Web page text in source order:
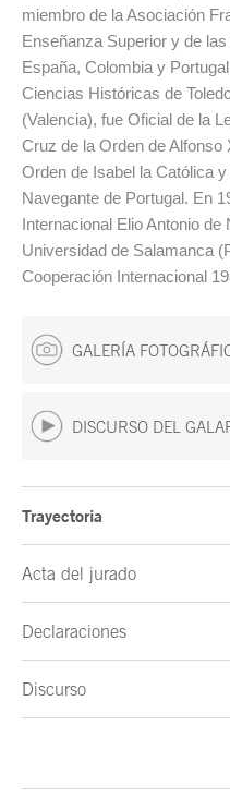
miembro de la Asociación
Enseñanza Superior y de
España, Colombia y
Ciencias Históricas de
(Valencia), fue Oficial de la
Cruz de la Orden de
Orden de Isabel la Católica
Navegante de Portugal. En
Internacional Elio Antonio de
Universidad de Salamanca
Cooperación Internacional
GALERÍA
DISCURSO DEL
Trayectoria
Acta del jurado
Declaraciones
Discurso